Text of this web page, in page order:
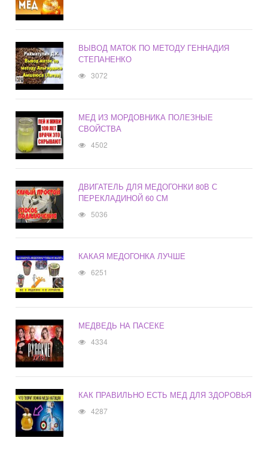
ВЫВОД МАТОК ПО МЕТОДУ ГЕННАДИЯ
СТЕПАНЕНКО
3072
МЕД ИЗ МОРДОВНИКА ПОЛЕЗНЫЕ
СВОЙСТВА
4502
ДВИГАТЕЛЬ ДЛЯ МЕДОГОНКИ 80В С
ПЕРЕКЛАДИНОЙ 60 СМ
5036
КАКАЯ МЕДОГОНКА ЛУЧШЕ
6251
МЕДВЕДЬ НА ПАСЕКЕ
4334
КАК ПРАВИЛЬНО ЕСТЬ МЕД ДЛЯ ЗДОРОВЬЯ
4287